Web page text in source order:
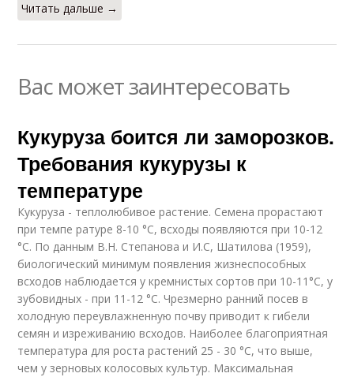
Читать дальше →
Вас может заинтересовать
Кукуруза боится ли заморозков.
Требования кукурузы к
температуре
Кукуруза - теплолюбивое растение. Семена прорастают
при темпе ратуре 8-10 °С, всходы появляются при 10-12
°С. По данным В.Н. Степанова и И.С, Шатилова (1959),
биологический минимум появления жизнеспособных
всходов наблюдается у кремнистых сортов при 10-11°С, у
зубовидных - при 11-12 °С. Чрезмерно ранний посев в
холодную переувлажненную почву приводит к гибели
семян и изреживанию всходов. Наиболее благоприятная
температура для роста растений 25 - 30 °С, что выше,
чем у зерновых колосовых культур. Максимальная